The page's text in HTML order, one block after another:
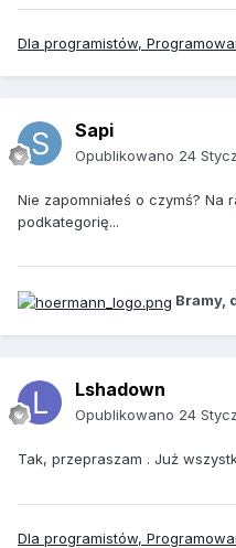
Dla programistów,
Sapi
Opublikowano 24
Nie zapomniałeś o czymś?
podkategorię...
Bramy,
Lshadown
Opublikowano 24
Tak, przepraszam . Już
Dla programistów,